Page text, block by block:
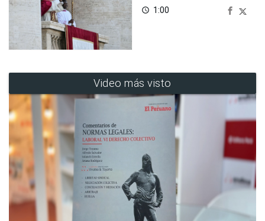
access_time 1:00
Video más visto